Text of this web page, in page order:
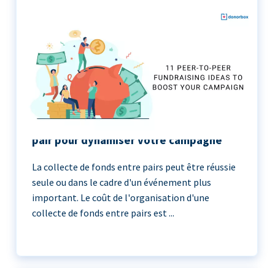
pair pour dynamiser votre campagne
La collecte de fonds entre pairs peut être réussie
seule ou dans le cadre d'un événement plus
important. Le coût de l'organisation d'une
collecte de fonds entre pairs est ...